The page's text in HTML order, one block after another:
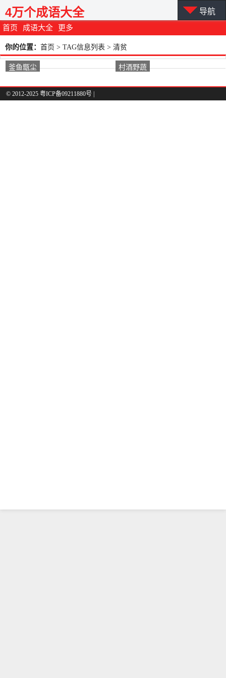
首页 成语大全 更多
4万个成语大全 导航
你的位置： 首页 > TAG信息列表 > 清贫
釜鱼甑尘 村酒野蔬
© 2012-2025 粤ICP备09211880号 |